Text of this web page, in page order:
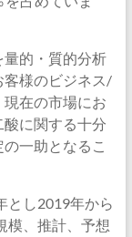
的・質的分析
客様のビジネス/
在の市場にお
に関する十分
一助となるこ
とし2019年から
模、推計、予想